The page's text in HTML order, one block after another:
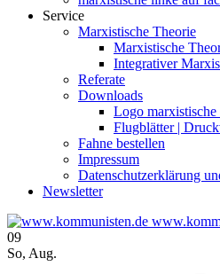
Service
Marxistische Theorie
Marxistische
Integrativer
Referate
Downloads
Logo
Flugblätter |
Fahne bestellen
Impressum
Datenschutzerklärung
Newsletter
09
So, Aug.